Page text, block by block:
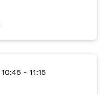
10:45 - 11:15